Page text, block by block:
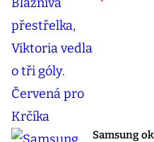
Samsung